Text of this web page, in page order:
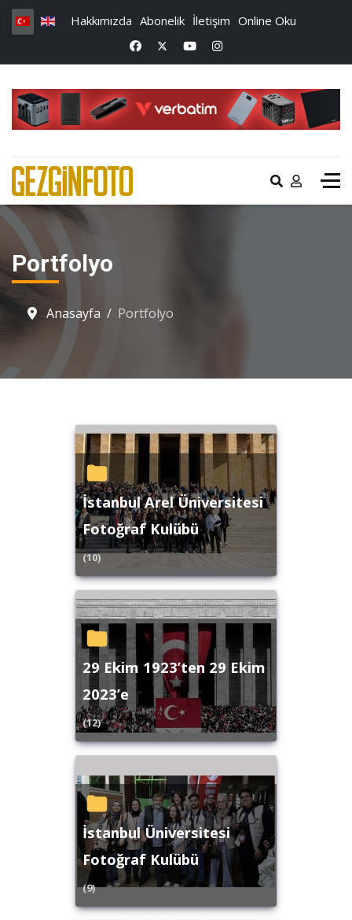
Hakkımızda Abonelik İletişim Online Oku
Portfolyo
Anasayfa Portfolyo
İstanbul Arel Üniversitesi
Fotoğraf Kulübü
(10)
29 Ekim 1923’ten 29 Ekim
2023’e
(12)
İstanbul Üniversitesi
Fotoğraf Kulübü
(9)